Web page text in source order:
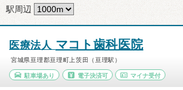
駅周辺
医療法人 マコト歯科医院
宮城県亘理郡亘理町上茨田（亘理駅）
駐車場あり 電子決済可 マイナ受付